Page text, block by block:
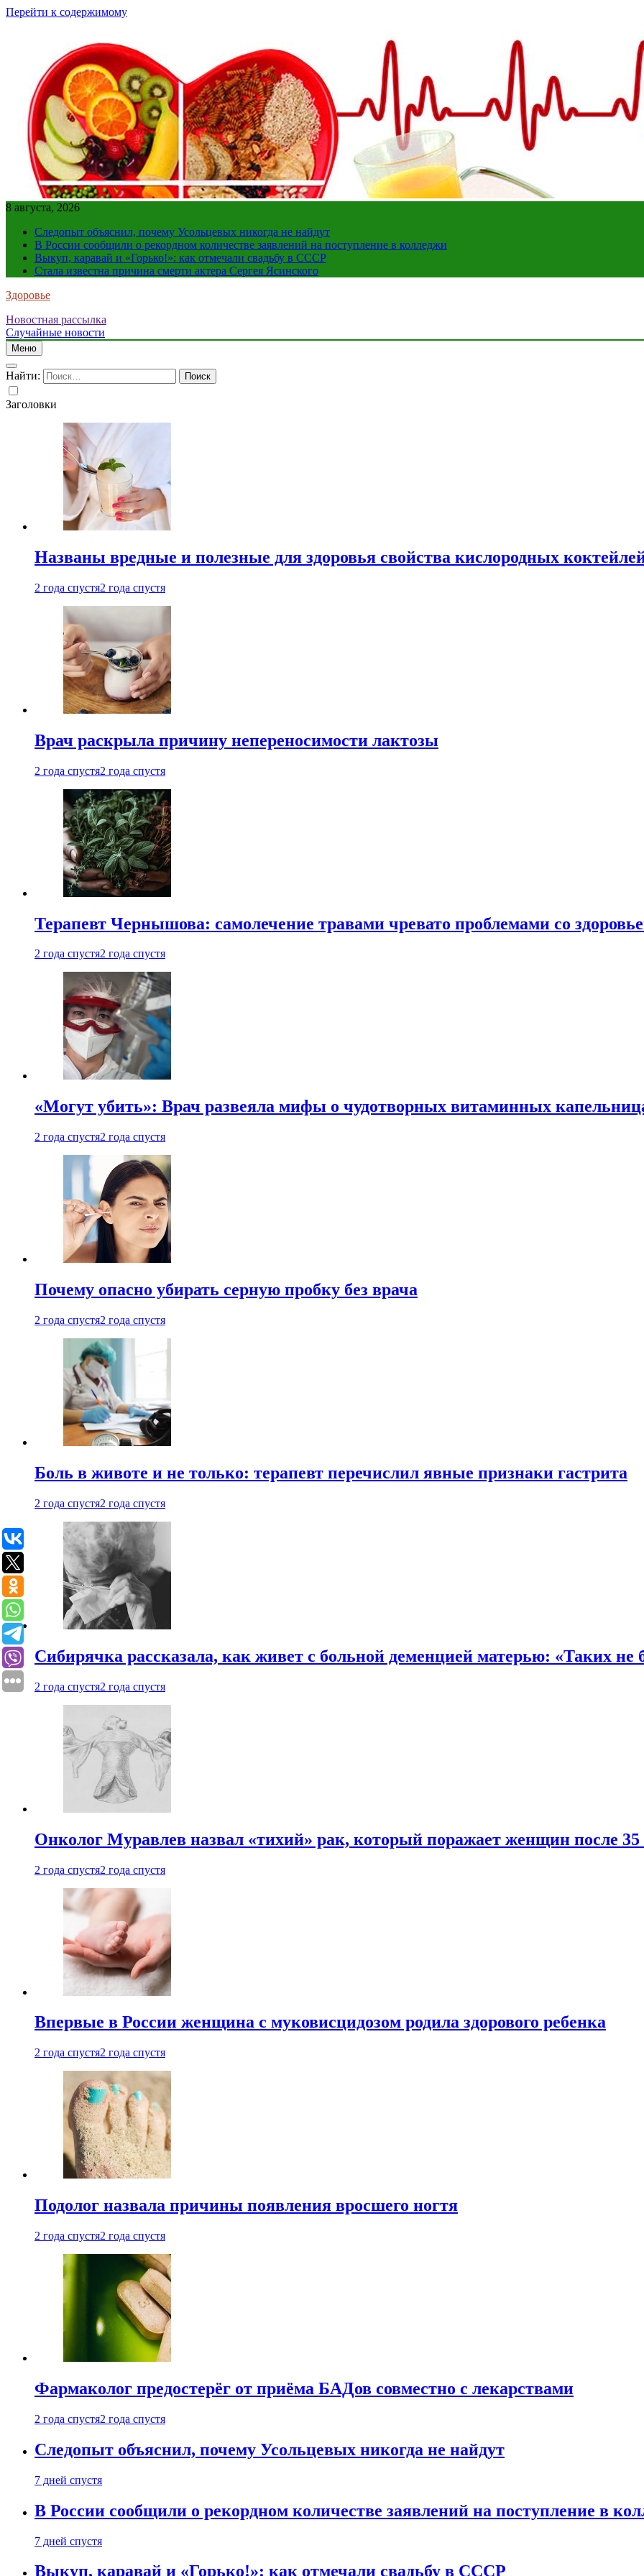
Перейти к содержимому
8 августа, 2026
Следопыт объяснил, почему Усольцевых никогда не найдут
В России сообщили о рекордном количестве заявлений на поступление в колледжи
Выкуп, каравай и «Горько!»: как отмечали свадьбу в СССР
Стала известна причина смерти актера Сергея Ясинского
Здоровье
Новостная рассылка
Случайные новости
Меню
Найти:
Заголовки
Названы вредные и полезные для здоровья свойства кислородных
2 года спустя2 года спустя
Врач раскрыла причину непереносимости лактозы
2 года спустя2 года спустя
Терапевт Чернышова: самолечение травами чревато проблемами со
2 года спустя2 года спустя
«Могут убить»: Врач развеяла мифы о чудотворных витаминных
2 года спустя2 года спустя
Почему опасно убирать серную пробку без врача
2 года спустя2 года спустя
Боль в животе и не только: терапевт перечислил явные признаки гастрита
2 года спустя2 года спустя
Сибирячка рассказала, как живет с больной деменцией матерью: «Таких не
2 года спустя2 года спустя
Онколог Муравлев назвал «тихий» рак, который поражает женщин после 35
2 года спустя2 года спустя
Впервые в России женщина с муковисцидозом родила здорового ребенка
2 года спустя2 года спустя
Подолог назвала причины появления вросшего ногтя
2 года спустя2 года спустя
Фармаколог предостерёг от приёма БАДов совместно с лекарствами
2 года спустя2 года спустя
Следопыт объяснил, почему Усольцевых никогда не найдут
7 дней спустя
В России сообщили о рекордном количестве заявлений на поступление в
7 дней спустя
Выкуп, каравай и «Горько!»: как отмечали свадьбу в СССР